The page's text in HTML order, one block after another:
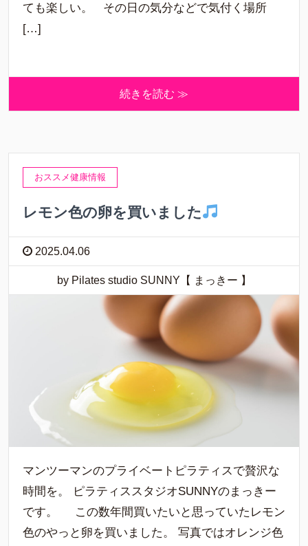
ても楽しい。 その日の気分などで気付く場所
[…]
続きを読む ≫
おススメ健康情報
レモン色の卵を買いました
2025.04.06
by Pilates studio SUNNY【 まっきー 】
マンツーマンのプライベートピラティスで贅沢な
時間を。 ピラティススタジオSUNNYのまっきー
です。 この数年間買いたいと思っていたレモン
色のやっと卵を買いました。 写真ではオレンジ色